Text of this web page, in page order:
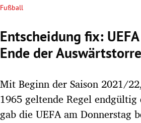
Untermenü
Fußball
Entscheidung fix:
Ende der
Mit Beginn der Saison 2021/
1965 geltende Regel
gab die UEFA am Donnerstag